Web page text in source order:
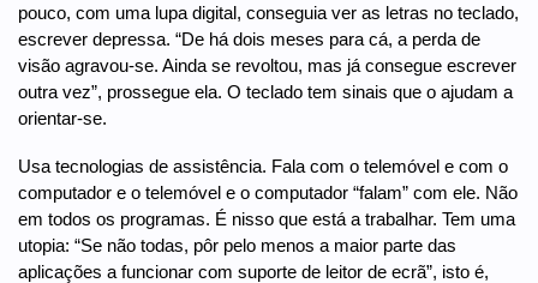
pouco, com uma lupa digital, conseguia ver as letras no teclado,
escrever depressa. “De há dois meses para cá, a perda de
visão agravou-se. Ainda se revoltou, mas já consegue escrever
outra vez”, prossegue ela. O teclado tem sinais que o ajudam a
orientar-se.
Usa tecnologias de assistência. Fala com o telemóvel e com o
computador e o telemóvel e o computador “falam” com ele. Não
em todos os programas. É nisso que está a trabalhar. Tem uma
utopia: “Se não todas, pôr pelo menos a maior parte das
aplicações a funcionar com suporte de leitor de ecrã”, isto é,